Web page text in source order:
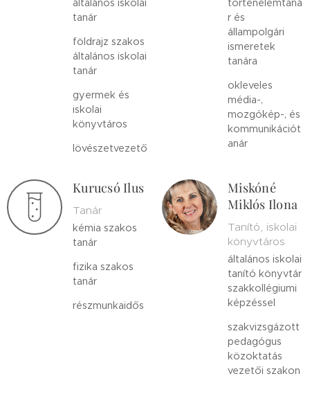
általános iskolai
tanár
földrajz szakos
általános iskolai
tanár
gyermek és
iskolai
könyvtáros
lövészetvezető
történelemtaná
r és
állampolgári
ismeretek
tanára
okleveles
média-,
mozgókép-, és
kommunikációt
anár
Kurucsó Ilus
Tanár
kémia szakos
tanár
fizika szakos
tanár
részmunkaidős
Miskóné
Miklós Ilona
Tanító, iskolai
könyvtáros
általános iskolai
tanító könyvtár
szakkollégiumi
képzéssel
szakvizsgázott
pedagógus
közoktatás
vezetői szakon